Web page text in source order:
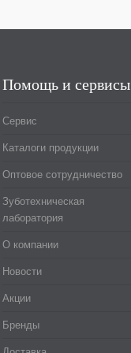
Помощь и сервисы
Сервис
Каталоги продукции
Оптовое сотрудничество
Зуботехническая
лаборатория
О компании
Новости
Акции
Бренды